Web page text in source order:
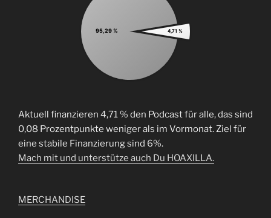
4,71 %
95,29 %
Aktuell finanzieren 4,71 % den Podcast für alle, das sind
0,08 Prozentpunkte weniger als im Vormonat. Ziel für
eine stabile Finanzierung sind 6%.
Mach mit und unterstütze auch Du HOAXILLA.
MERCHANDISE